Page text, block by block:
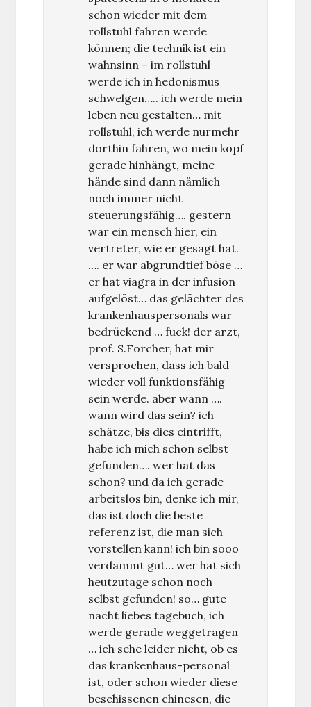
schon wieder mit dem
rollstuhl fahren werde
können; die technik ist ein
wahnsinn – im rollstuhl
werde ich in hedonismus
schwelgen….. ich werde mein
leben neu gestalten… mit
rollstuhl, ich werde nurmehr
dorthin fahren, wo mein kopf
gerade hinhängt, meine
hände sind dann nämlich
noch immer nicht
steuerungsfähig…. gestern
war ein mensch hier, ein
vertreter, wie er gesagt hat.
…. er war abgrundtief böse …
er hat viagra in der infusion
aufgelöst… das gelächter des
krankenhauspersonals war
bedrückend … fuck! der arzt,
prof. S.Forcher, hat mir
versprochen, dass ich bald
wieder voll funktionsfähig
sein werde. aber wann ….
wann wird das sein? ich
schätze, bis dies eintrifft,
habe ich mich schon selbst
gefunden…. wer hat das
schon? und da ich gerade
arbeitslos bin, denke ich mir,
das ist doch die beste
referenz ist, die man sich
vorstellen kann! ich bin sooo
verdammt gut… wer hat sich
heutzutage schon noch
selbst gefunden! so… gute
nacht liebes tagebuch, ich
werde gerade weggetragen
… ich sehe leider nicht, ob es
das krankenhaus-personal
ist, oder schon wieder diese
beschissenen chinesen, die